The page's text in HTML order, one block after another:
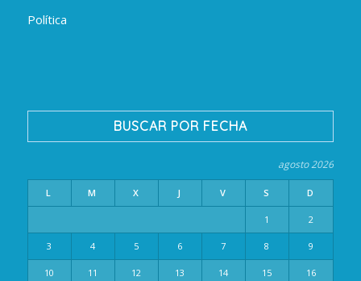
Política
BUSCAR POR FECHA
agosto 2026
L M X J V S D
1 2
3 4 5 6 7 8 9
10 11 12 13 14 15 16